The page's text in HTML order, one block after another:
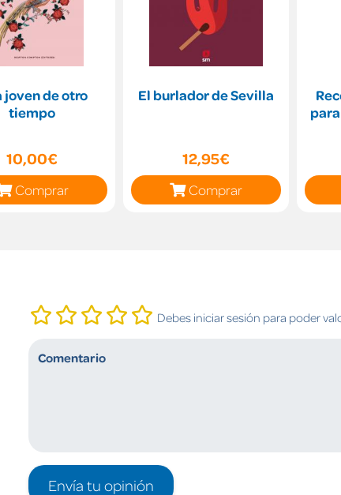
joven de otro
tiempo
10,00€
Comprar
El burlador de Sevilla
12,95€
Comprar
Debes iniciar sesión para poder
Envía tu opinión